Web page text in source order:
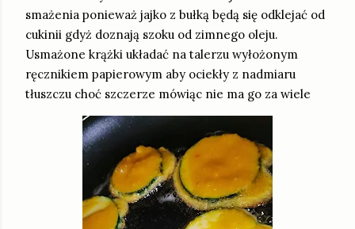
smażenia ponieważ jajko z bułką będą się odklejać od
cukinii gdyż doznają szoku od zimnego oleju.
Usmażone krążki układać na talerzu wyłożonym
ręcznikiem papierowym aby ociekły z nadmiaru
tłuszczu choć szczerze mówiąc nie ma go za wiele